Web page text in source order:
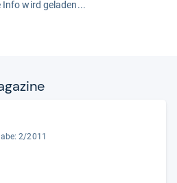
Info wird geladen...
2/2011